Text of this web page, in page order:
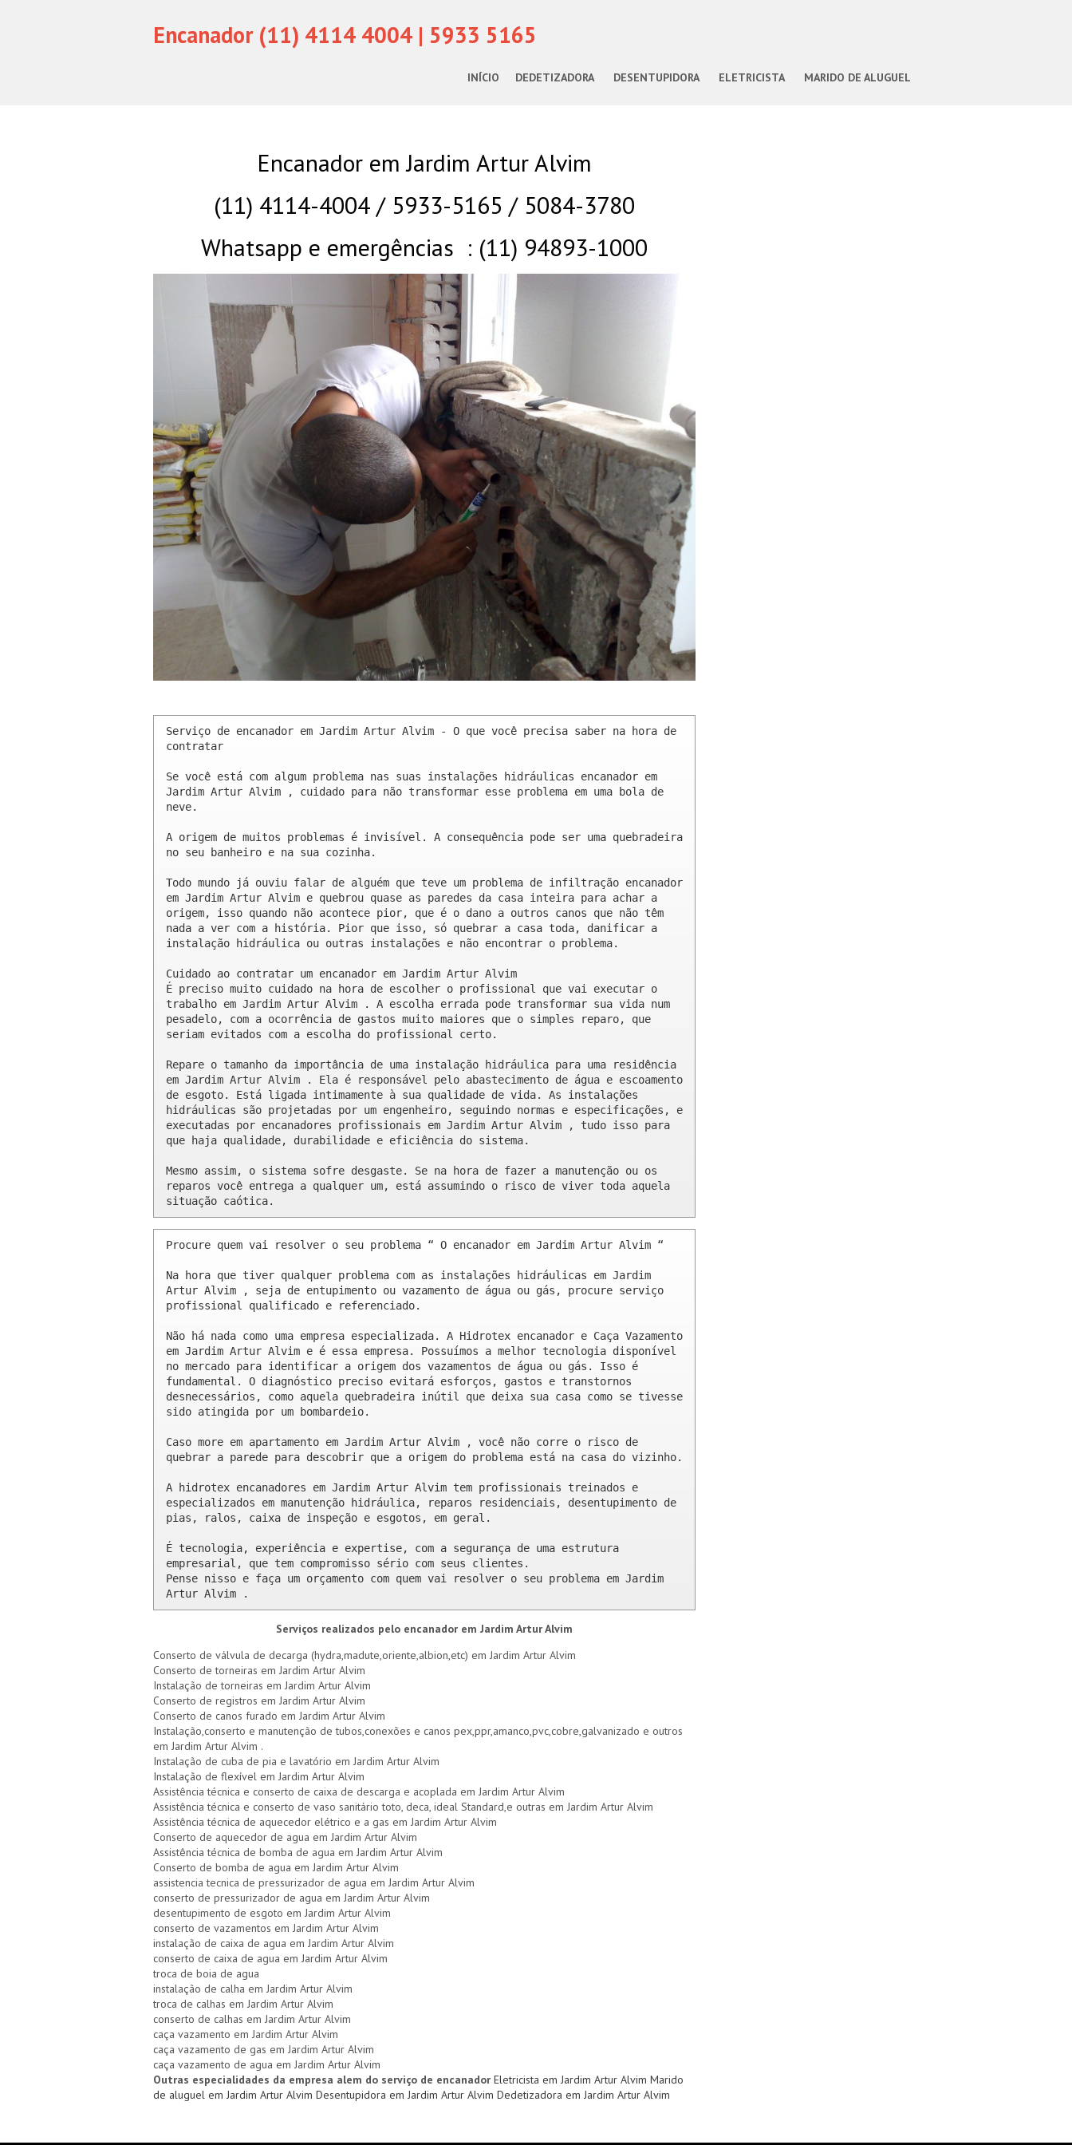
Encanador (11) 4114 4004 | 5933 5165
INÍCIO DEDETIZADORA DESENTUPIDORA ELETRICISTA MARIDO DE ALUGUEL
Encanador em Jardim Artur Alvim
(11) 4114-4004 / 5933-5165 / 5084-3780
Whatsapp e emergências : (11) 94893-1000
Serviço de encanador em Jardim Artur Alvim - O que você precisa saber na hora de
contratar
Se você está com algum problema nas suas instalações hidráulicas encanador em
Jardim Artur Alvim , cuidado para não transformar esse problema em uma bola de
neve.
A origem de muitos problemas é invisível. A consequência pode ser uma quebradeira
no seu banheiro e na sua cozinha.
Todo mundo já ouviu falar de alguém que teve um problema de infiltração encanador
em Jardim Artur Alvim e quebrou quase as paredes da casa inteira para achar a
origem, isso quando não acontece pior, que é o dano a outros canos que não têm
nada a ver com a história. Pior que isso, só quebrar a casa toda, danificar a
instalação hidráulica ou outras instalações e não encontrar o problema.
Cuidado ao contratar um encanador em Jardim Artur Alvim
É preciso muito cuidado na hora de escolher o profissional que vai executar o
trabalho em Jardim Artur Alvim . A escolha errada pode transformar sua vida num
pesadelo, com a ocorrência de gastos muito maiores que o simples reparo, que
seriam evitados com a escolha do profissional certo.
Repare o tamanho da importância de uma instalação hidráulica para uma residência
em Jardim Artur Alvim . Ela é responsável pelo abastecimento de água e escoamento
de esgoto. Está ligada intimamente à sua qualidade de vida. As instalações
hidráulicas são projetadas por um engenheiro, seguindo normas e especificações, e
executadas por encanadores profissionais em Jardim Artur Alvim , tudo isso para
que haja qualidade, durabilidade e eficiência do sistema.
Mesmo assim, o sistema sofre desgaste. Se na hora de fazer a manutenção ou os
reparos você entrega a qualquer um, está assumindo o risco de viver toda aquela
situação caótica.
Procure quem vai resolver o seu problema “ O encanador em Jardim Artur Alvim “
Na hora que tiver qualquer problema com as instalações hidráulicas em Jardim
Artur Alvim , seja de entupimento ou vazamento de água ou gás, procure serviço
profissional qualificado e referenciado.
Não há nada como uma empresa especializada. A Hidrotex encanador e Caça Vazamento
em Jardim Artur Alvim e é essa empresa. Possuímos a melhor tecnologia disponível
no mercado para identificar a origem dos vazamentos de água ou gás. Isso é
fundamental. O diagnóstico preciso evitará esforços, gastos e transtornos
desnecessários, como aquela quebradeira inútil que deixa sua casa como se tivesse
sido atingida por um bombardeio.
Caso more em apartamento em Jardim Artur Alvim , você não corre o risco de
quebrar a parede para descobrir que a origem do problema está na casa do vizinho.
A hidrotex encanadores em Jardim Artur Alvim tem profissionais treinados e
especializados em manutenção hidráulica, reparos residenciais, desentupimento de
pias, ralos, caixa de inspeção e esgotos, em geral.
É tecnologia, experiência e expertise, com a segurança de uma estrutura
empresarial, que tem compromisso sério com seus clientes.
Pense nisso e faça um orçamento com quem vai resolver o seu problema em Jardim
Artur Alvim .
Serviços realizados pelo encanador em Jardim Artur Alvim
Conserto de válvula de decarga (hydra,madute,oriente,albion,etc) em Jardim Artur Alvim
Conserto de torneiras em Jardim Artur Alvim
Instalação de torneiras em Jardim Artur Alvim
Conserto de registros em Jardim Artur Alvim
Conserto de canos furado em Jardim Artur Alvim
Instalação,conserto e manutenção de tubos,conexões e canos pex,ppr,amanco,pvc,cobre,galvanizado e outros
em Jardim Artur Alvim .
Instalação de cuba de pia e lavatório em Jardim Artur Alvim
Instalação de flexível em Jardim Artur Alvim
Assistência técnica e conserto de caixa de descarga e acoplada em Jardim Artur Alvim
Assistência técnica e conserto de vaso sanitário toto, deca, ideal Standard,e outras em Jardim Artur Alvim
Assistência técnica de aquecedor elétrico e a gas em Jardim Artur Alvim
Conserto de aquecedor de agua em Jardim Artur Alvim
Assistência técnica de bomba de agua em Jardim Artur Alvim
Conserto de bomba de agua em Jardim Artur Alvim
assistencia tecnica de pressurizador de agua em Jardim Artur Alvim
conserto de pressurizador de agua em Jardim Artur Alvim
desentupimento de esgoto em Jardim Artur Alvim
conserto de vazamentos em Jardim Artur Alvim
instalação de caixa de agua em Jardim Artur Alvim
conserto de caixa de agua em Jardim Artur Alvim
troca de boia de agua
instalação de calha em Jardim Artur Alvim
troca de calhas em Jardim Artur Alvim
conserto de calhas em Jardim Artur Alvim
caça vazamento em Jardim Artur Alvim
caça vazamento de gas em Jardim Artur Alvim
caça vazamento de agua em Jardim Artur Alvim
Outras especialidades da empresa alem do serviço de encanador Eletricista em Jardim Artur Alvim Marido
de aluguel em Jardim Artur Alvim Desentupidora em Jardim Artur Alvim Dedetizadora em Jardim Artur Alvim